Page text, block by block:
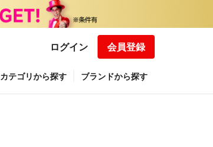
ログイン 会員登録
カテゴリから探す ブランドから探す